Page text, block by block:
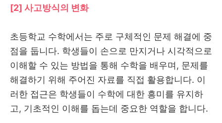
[2] 사고방식의 변화
초등학교 수학에서는 주로 구체적인 문제 해결에 중
점을 둡니다. 학생들이 손으로 만지거나 시각적으로
이해할 수 있는 방법을 통해 수학을 배우며, 문제를
해결하기 위해 주어진 자료를 직접 활용합니다. 이
러한 접근은 학생들이 수학에 대한 흥미를 유지하
고, 기초적인 이해를 돕는데 중요한 역할을 합니다.